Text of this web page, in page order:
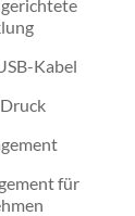
Kabel
für